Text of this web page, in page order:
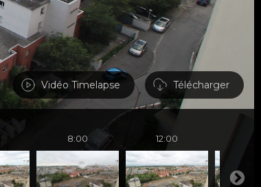
Vidéo Timelapse Télécharger
12:00
8:00